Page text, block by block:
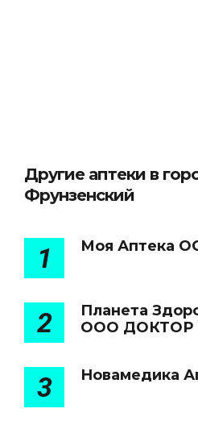
Другие аптеки в
Фрунзенский
1 Моя Аптека
2
Планета
ООО ДОКТОР
3 Новамедика